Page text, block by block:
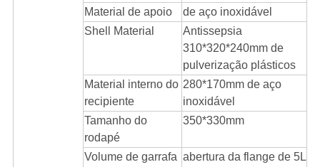
Material de apoio
de aço inoxidável
Shell Material
Antissepsia
310*320*240mm de
pulverização plásticos
Material interno do
recipiente
280*170mm de aço
inoxidável
Tamanho do
rodapé
350*330mm
Volume de garrafa abertura da flange de 5L